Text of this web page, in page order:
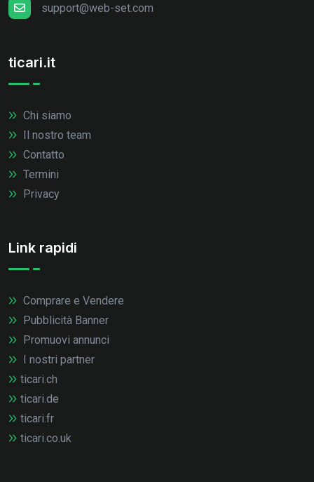
support@web-set.com
ticari.it
Chi siamo
Il nostro team
Contatto
Termini
Privacy
Link rapidi
Comprare e Vendere
Pubblicità Banner
Promuovi annunci
I nostri partner
ticari.ch
ticari.de
ticari.fr
ticari.co.uk